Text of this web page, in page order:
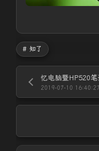
# 知了
忆电脑暨HP520
2019-07-10 16:40:27